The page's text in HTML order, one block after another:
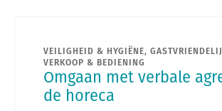
VEILIGHEID & HYGIËNE,
VERKOOP & BEDIENING
Omgaan met verbale
de horeca